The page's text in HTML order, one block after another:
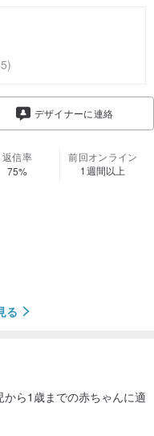
デザイナーに連絡
返信率
75%
前回オンライン
1週間以上
る
ら1歳までの赤ちゃんに適